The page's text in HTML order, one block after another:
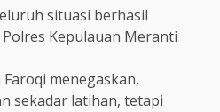
situasi berhasil
Kepulauan Meranti
Faroqi menegaskan,
sekadar latihan, tetapi